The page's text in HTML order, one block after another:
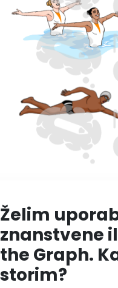
Želim
znanstvene
the Graph.
storim?